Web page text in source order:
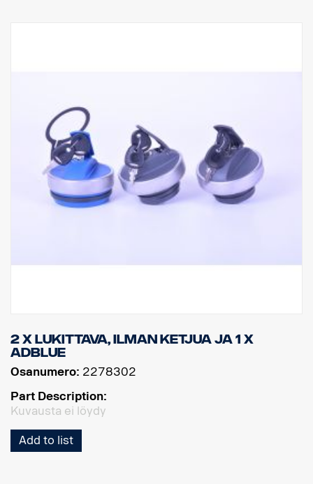
2 x lukittava, ilman ketjua ja 1 x
AdBlue
Osanumero: 2278302
Part Description:
Kuvausta ei löydy
Add to list